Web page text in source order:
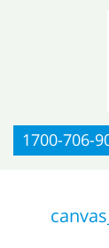
1700-706-